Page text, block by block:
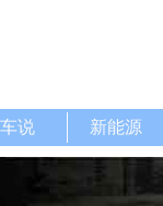
车说 新能源